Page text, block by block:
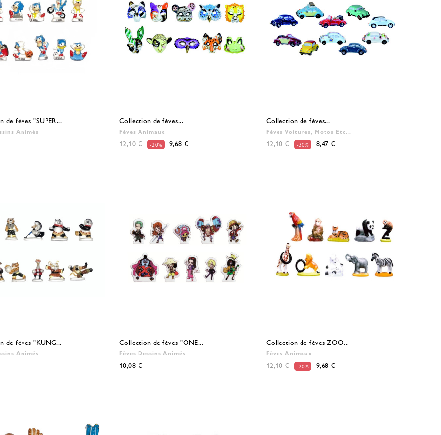
de fèves "SUPER...
Animés
Collection de fèves...
Fèves Animaux
12,10 € -20% 9,68 €
Collection de fèves...
Fèves Voitures, Motos Etc...
12,10 € -30% 8,47 €
de fèves "KUNG...
Animés
Collection de fèves "ONE...
Fèves Dessins Animés
10,08 €
Collection de fèves ZOO...
Fèves Animaux
12,10 € -20% 9,68 €